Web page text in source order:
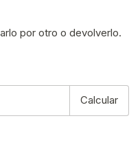
por otro o devolverlo.
Calcular